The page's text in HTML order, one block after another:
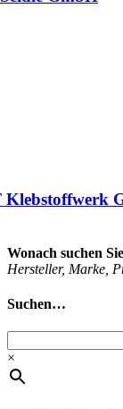
Klebstoffwerk
Wonach suchen
Her­stel­ler, Mar­ke,
Suchen…
×